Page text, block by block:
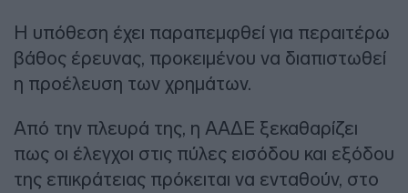
Η υπόθεση έχει παραπεμφθεί για περαιτέρω
βάθος έρευνας, προκειμένου να διαπιστωθεί
η προέλευση των χρημάτων.
Από την πλευρά της, η ΑΑΔΕ ξεκαθαρίζει
πως οι έλεγχοι στις πύλες εισόδου και εξόδου
της επικράτειας πρόκειται να ενταθούν, στο